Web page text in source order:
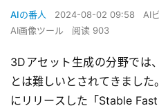
AIの番人 2024-08-02 09:58 AI
AI画像ツール
阅读 903
3Dアセット生成の分野では
とは難しいとされてきまし
にリリースした「Stable